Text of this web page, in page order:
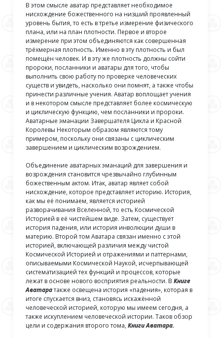
В этом смысле аватар представляет необходимое
нисхождение божественного на низший проявленный
уровень бытия, то есть в третье измерение физического
плана, или на план плотности. Первое и второе
измерение при этом объединяются как совершенная
трёхмерная плотность. Именно в эту плотность и был
помещён человек. И в эту же плотность должны сойти
пророки, посланники и аватары для того, чтобы
выполнить свою работу по проверке человеческих
существ и увидеть, насколько они помнят, а также чтобы
принести различные учения. Аватар воплощает учения
и в некотором смысле представляет более космическую
и циклическую функцию, чем посланники и пророки.
Аватарные эманации Завершателя Цикла и Красной
Королевы Некоторым образом являются тому
примером, поскольку они связаны с циклическим
завершением и циклическим возрождением.
Объединение аватарных эманаций для завершения и
возрождения становится чрезвычайно глубинным
божественным актом. Итак, аватар являет собой
нисхождение, которое представляет историю. История,
как мы её понимаем, является историей
разворачивания Вселенной, то есть Космической
Историей в её чистейшем виде. Затем, существует
история падения, или история инволюции души в
материю. Второй том Аватара связан именно с этой
историей, включающей различия между чистой
Космической Историей и отражениями и паттернами,
описываемыми Космической Наукой, исчерпывающей
систематизацией тех функций и процессов, которые
лежат в основе нового восприятия реальности. ВКниге
Аватаратакже освещена история «падения», которая в
итоге спускается вниз, становясь искажённой
человеческой историей, которую мы имеем сегодня, а
также искуплением человеческой истории. Таков обзор
цели и содержания второго тома,Книги Аватара.